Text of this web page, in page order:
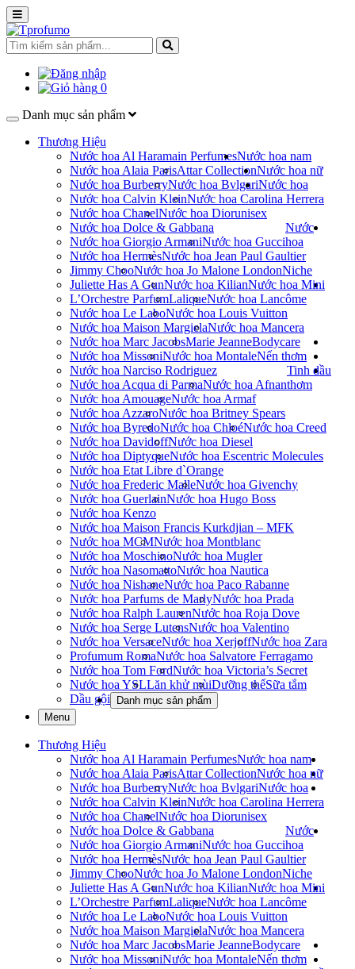
0
Danh mục sản phẩm
Thương Hiệu
Nước hoa Al Haramain Perfumes
Nước hoa Alaia ParisAttar Collection
Nước hoa BurberryNước hoa Bvlgari
Nước hoa Calvin KleinNước hoa Carolina Herrera
Nước hoa ChanelNước hoa Dior
Nước hoa Dolce & Gabbana
Nước hoa Giorgio ArmaniNước hoa Gucci
Nước hoa HermèsNước hoa Jean Paul Gaultier
Jimmy ChooNước hoa Jo Malone London
Juliette Has A GunNước hoa Kilian
L’Orchestre ParfumLaliqueNước hoa Lancôme
Nước hoa Le LaboNước hoa Louis Vuitton
Nước hoa Maison MargielaNước hoa Mancera
Nước hoa Marc JacobsMarie Jeanne
Nước hoa MissoniNước hoa Montale
Nước hoa Narciso Rodriguez
Nước hoa Acqua di ParmaNước hoa Afnan
Nước hoa AmouageNước hoa Armaf
Nước hoa AzzaroNước hoa Britney Spears
Nước hoa ByredoNước hoa ChloéNước hoa Creed
Nước hoa DavidoffNước hoa Diesel
Nước hoa DiptyqueNước hoa Escentric Molecules
Nước hoa Etat Libre d`Orange
Nước hoa Frederic MalleNước hoa Givenchy
Nước hoa GuerlainNước hoa Hugo Boss
Nước hoa Kenzo
Nước hoa Maison Francis Kurkdjian – MFK
Nước hoa MCMNước hoa Montblanc
Nước hoa MoschinoNước hoa Mugler
Nước hoa NasomattoNước hoa Nautica
Nước hoa NishaneNước hoa Paco Rabanne
Nước hoa Parfums de MarlyNước hoa Prada
Nước hoa Ralph LaurenNước hoa Roja Dove
Nước hoa Serge LutensNước hoa Valentino
Nước hoa VersaceNước hoa XerjoffNước hoa Zara
Profumum RomaNước hoa Salvatore Ferragamo
Nước hoa Tom FordNước hoa Victoria’s Secret
Nước hoa YSL
Nước hoa nam
Nước hoa nữ
Nước hoa
unisex
Nước
hoa
Niche
Nước hoa Mini
Bodycare
Lăn khử mùiDưỡng thểSữa tắm
Dầu gội
Nến thơm
Tinh dầu
thơm
Danh mục sản phẩm
Menu
Thương Hiệu
Nước hoa Al Haramain Perfumes
Nước hoa Alaia ParisAttar Collection
Nước hoa BurberryNước hoa Bvlgari
Nước hoa Calvin KleinNước hoa Carolina Herrera
Nước hoa ChanelNước hoa Dior
Nước hoa Dolce & Gabbana
Nước hoa Giorgio ArmaniNước hoa Gucci
Nước hoa HermèsNước hoa Jean Paul Gaultier
Jimmy ChooNước hoa Jo Malone London
Juliette Has A GunNước hoa Kilian
L’Orchestre ParfumLaliqueNước hoa Lancôme
Nước hoa Le LaboNước hoa Louis Vuitton
Nước hoa Maison MargielaNước hoa Mancera
Nước hoa Marc JacobsMarie Jeanne
Nước hoa MissoniNước hoa Montale
Nước hoa nam
Nước hoa nữ
Nước hoa
unisex
Nước
hoa
Niche
Nước hoa Mini
Bodycare
Nến thơm